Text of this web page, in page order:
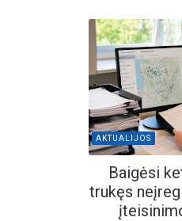
AKTUALIJOS
Baigėsi
trukęs